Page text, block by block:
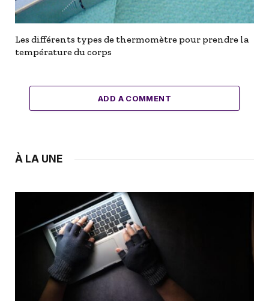
Les différents types de thermomètre pour prendre la
température du corps
ADD A COMMENT
À LA UNE